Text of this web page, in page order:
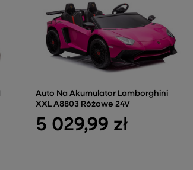
Auto Na Akumulator Lamborghini
XXL A8803 Różowe 24V
5 029,99 zł